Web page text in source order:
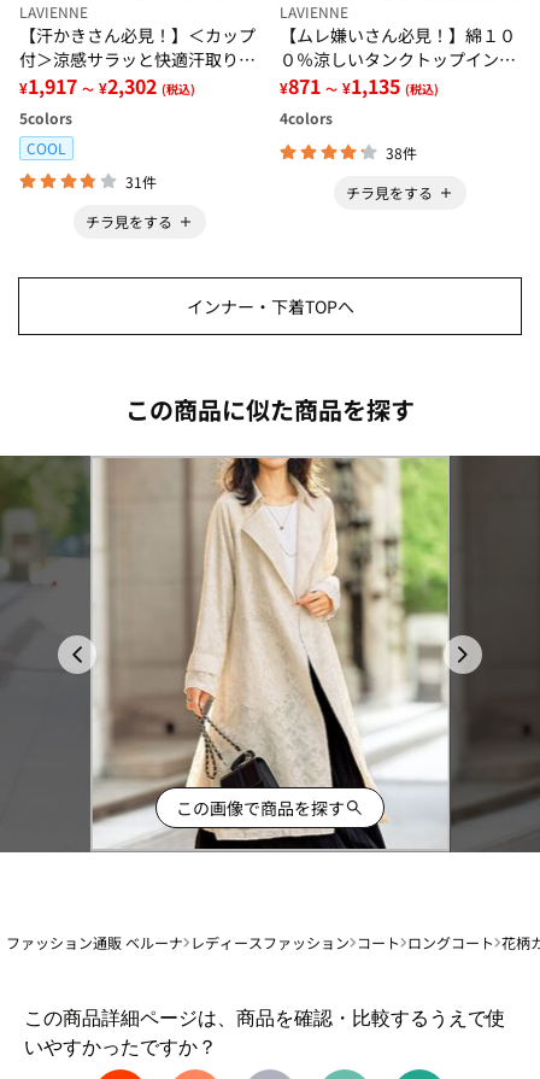
LAVIENNE
【汗かきさん必見！】＜カップ
付＞涼感サラッと快適汗取りタ
ンクトップインナー＜さらりラ
ボ＞
¥1,917 ～ ¥2,302 (税込)
5colors
COOL
31件
チラ見をする
LAVIENNE
【ムレ嫌いさん必見！】綿１０
０％涼しいタンクトップインナ
ー＜さらりラボ＞
¥871 ～ ¥1,135 (税込)
4colors
38件
チラ見をする
インナー・下着TOPへ
この商品に似た商品を探す
この画像で商品を探す
ファッション通販 ベルーナ レディースファッション コート ロングコート 花柄
この商品詳細ページは、商品を確認・比較するうえで使
いやすかったですか？
1
か